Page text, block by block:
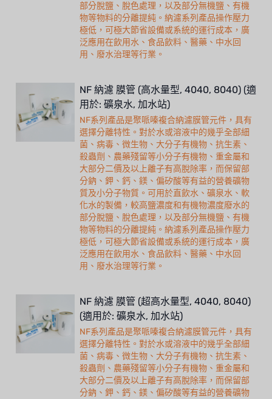
部分脫鹽、脫色處理，以及部分無機鹽、有機
物等物料的分離提純。納濾系列產品操作壓力
極低，可極大節省設備或系統的運行成本，廣
泛應用在飲用水、食品飲料、醫藥、中水回
用、廢水治理等行業。
NF 納濾 膜管 (高水量型, 4040, 8040) (適
用於: 礦泉水, 加水站)
NF系列產品是聚哌嗪複合納濾膜管元件，具有
選擇分離特性。對於水或溶液中的幾乎全部細
菌、病毒、微生物、大分子有機物、抗生素、
殺蟲劑、農藥殘留等小分子有機物、重金屬和
大部分二價及以上離子有高脫除率，而保留部
分鈉、鉀、鈣、鎂、偏矽酸等有益的營養礦物
質及小分子物質。可用於直飲水、礦泉水、軟
化水的製備，較高鹽濃度和有機物濃度廢水的
部分脫鹽、脫色處理，以及部分無機鹽、有機
物等物料的分離提純。納濾系列產品操作壓力
極低，可極大節省設備或系統的運行成本，廣
泛應用在飲用水、食品飲料、醫藥、中水回
用、廢水治理等行業。
NF 納濾 膜管 (超高水量型, 4040, 8040)
(適用於: 礦泉水, 加水站)
NF系列產品是聚哌嗪複合納濾膜管元件，具有
選擇分離特性。對於水或溶液中的幾乎全部細
菌、病毒、微生物、大分子有機物、抗生素、
殺蟲劑、農藥殘留等小分子有機物、重金屬和
大部分二價及以上離子有高脫除率，而保留部
分鈉、鉀、鈣、鎂、偏矽酸等有益的營養礦物